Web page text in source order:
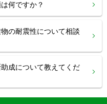
何ですか？
の耐震性について相談
成について教えてくだ